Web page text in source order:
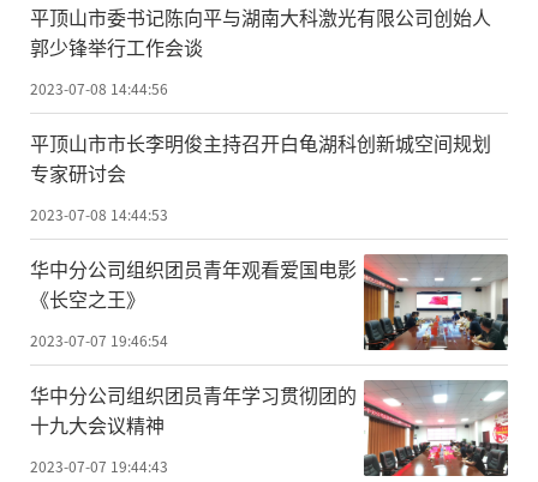
平顶山市委书记陈向平与湖南大科激光有限公司创始人
郭少锋举行工作会谈
2023-07-08 14:44:56
平顶山市市长李明俊主持召开白龟湖科创新城空间规划
专家研讨会
2023-07-08 14:44:53
华中分公司组织团员青年观看爱国电影
《长空之王》
2023-07-07 19:46:54
​华中分公司组织团员青年学习贯彻团的
十九大会议精神
2023-07-07 19:44:43